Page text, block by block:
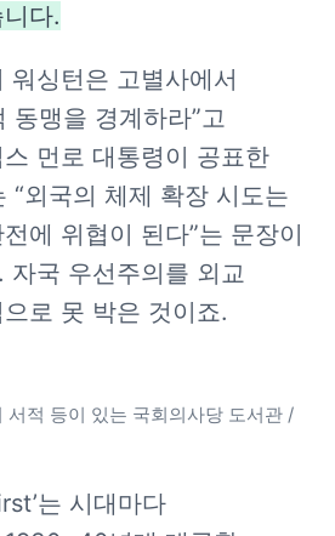
다.
워싱턴은 고별사에서
동맹을 경계하라”고
먼로 대통령이 공표한
“외국의 체제 확장 시도는
에 위협이 된다”는 문장이
자국 우선주의를 외교
로 못 박은 것이죠.
서적 등이 있는 국회의사당 도서관 /
는 시대마다